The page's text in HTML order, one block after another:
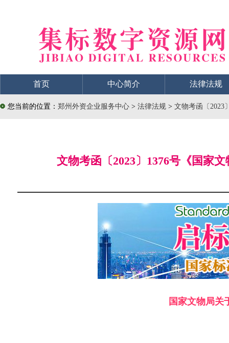
首页 中心简介 法律法规
您当前的位置： 郑州外资企业服务中心 > 法律法规 > 文物考函〔2023
文物考函〔2023〕1376号《国家
国家文物局关